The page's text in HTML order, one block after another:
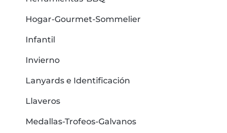
Hogar-Gourmet-Sommelier
Infantil
Invierno
Lanyards e Identificación
Llaveros
Medallas-Trofeos-Galvanos